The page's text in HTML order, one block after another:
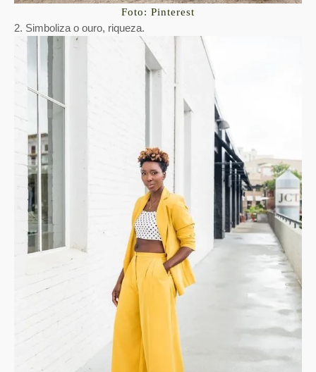
Foto: Pinterest
2. Simboliza o ouro, riqueza.